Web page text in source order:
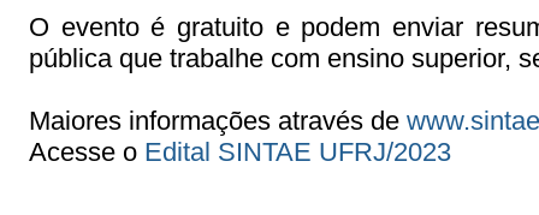
O evento é gratuito e podem enviar
pública que trabalhe com ensino superior,
Maiores informações através de
Acesse o Edital SINTAE UFRJ/2023